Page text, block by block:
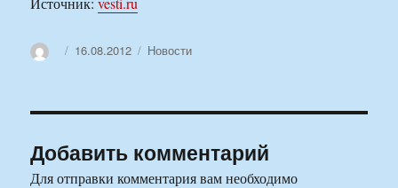
АвторОпубликовано
16.08.2012 Рубрики
Новости
Добавить комментарий
Для отправки комментария вам необходимо